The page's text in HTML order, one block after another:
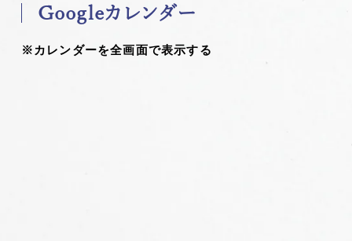
Googleカレンダー
※カレンダーを全画面で表示する